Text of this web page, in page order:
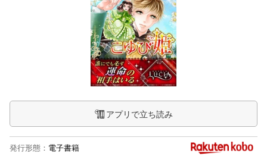
アプリで立ち読み
発行形態 ： 電子書籍